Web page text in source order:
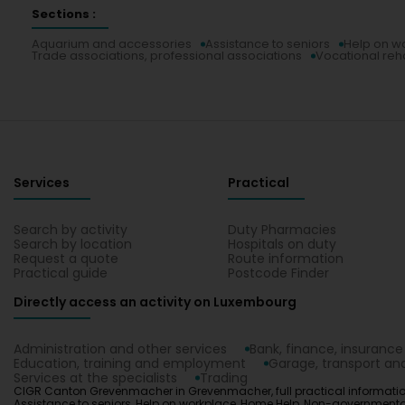
Sections :
Aquarium and accessories
Assistance to seniors Help on
Trade associations, professional associations Vocational
Services
Search by activity
Search by location
Request a quote
Practical guide
Practical
Duty Pharmacies
Hospitals on duty
Route information
Postcode Finder
Directly access an activity on Luxembourg
Administration and other services
Bank, finance, insurance
Education, training and employment
Garage, transport
Services at the specialists
Trading
CIGR Canton Grevenmacher in Grevenmacher, full practical